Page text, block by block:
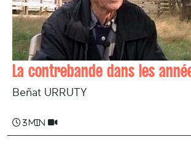
La contrebande dans les
Beñat URRUTY
3 min